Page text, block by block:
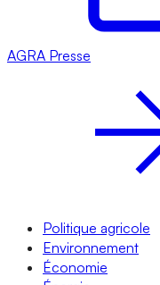
AGRA Presse
Politique agricole
Environnement
Économie